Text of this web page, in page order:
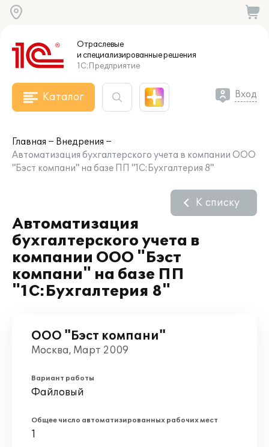
Отраслевые
и специализированныерешения
1С:Предприятие
Каталог Вход
Главная
Внедрения
Автоматизация бухгалтерского учета в компании ООО
"Бэст компани" на базе ПП "1С:Бухгалтерия 8"
Автоматизация
бухгалтерского учета в
компании ООО "Бэст
компани" на базе ПП
"1С:Бухгалтерия 8"
К списку
ООО "Бэст компани"
Москва, Март 2009
Вариант работы
Файловый
Общее число автоматизированных рабочих мест
1